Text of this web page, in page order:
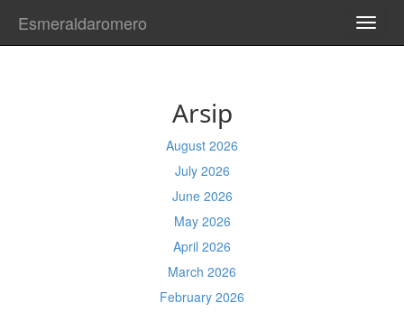
Esmeraldaromero
Arsip
August 2026
July 2026
June 2026
May 2026
April 2026
March 2026
February 2026